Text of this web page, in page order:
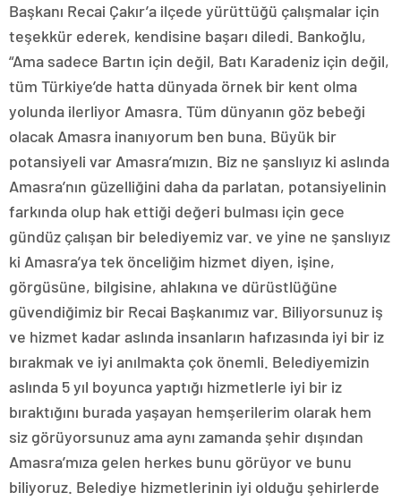
Başkanı Recai Çakır’a ilçede yürüttüğü çalışmalar için
teşekkür ederek, kendisine başarı diledi. Bankoğlu,
“Ama sadece Bartın için değil, Batı Karadeniz için değil,
tüm Türkiye’de hatta dünyada örnek bir kent olma
yolunda ilerliyor Amasra. Tüm dünyanın göz bebeği
olacak Amasra inanıyorum ben buna. Büyük bir
potansiyeli var Amasra’mızın. Biz ne şanslıyız ki aslında
Amasra’nın güzelliğini daha da parlatan, potansiyelinin
farkında olup hak ettiği değeri bulması için gece
gündüz çalışan bir belediyemiz var. ve yine ne şanslıyız
ki Amasra’ya tek önceliğim hizmet diyen, işine,
görgüsüne, bilgisine, ahlakına ve dürüstlüğüne
güvendiğimiz bir Recai Başkanımız var. Biliyorsunuz iş
ve hizmet kadar aslında insanların hafızasında iyi bir iz
bırakmak ve iyi anılmakta çok önemli. Belediyemizin
aslında 5 yıl boyunca yaptığı hizmetlerle iyi bir iz
bıraktığını burada yaşayan hemşerilerim olarak hem
siz görüyorsunuz ama aynı zamanda şehir dışından
Amasra’mıza gelen herkes bunu görüyor ve bunu
biliyoruz. Belediye hizmetlerinin iyi olduğu şehirlerde